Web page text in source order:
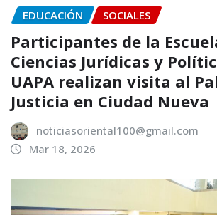
EDUCACIÓN SOCIALES
Participantes de la
Ciencias Jurídicas y
UAPA realizan visita al
Justicia en Ciudad Nueva
noticiasoriental100@gmail.com
Mar 18, 2026